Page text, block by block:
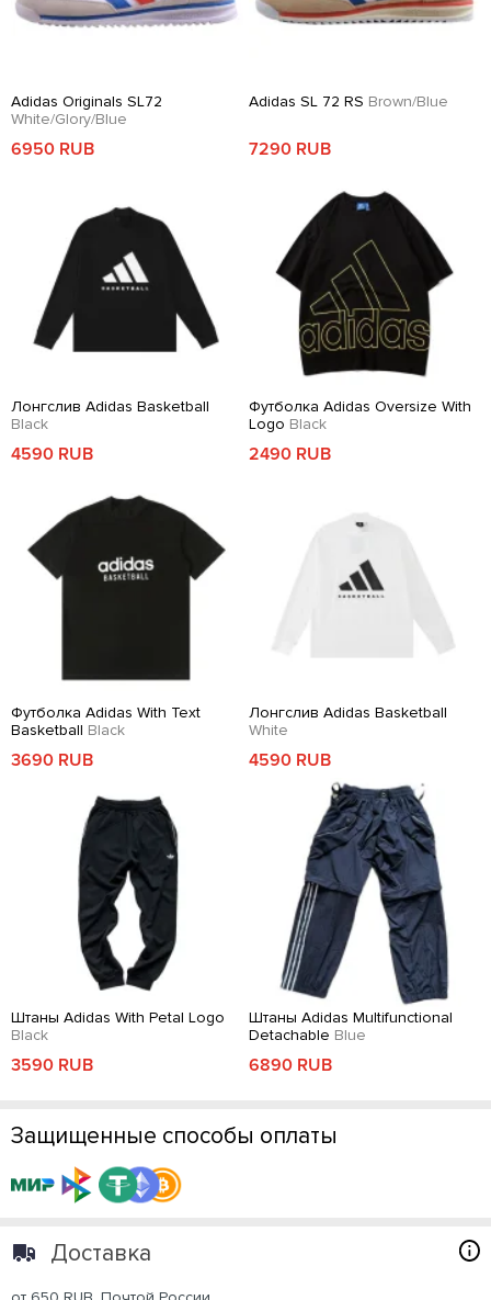
Adidas Originals SL72
White/Glory/Blue
6950 RUB
Adidas SL 72 RS Brown/Blue
7290 RUB
Лонгслив Adidas Basketball
Black
4590 RUB
Футболка Adidas Oversize With
Logo Black
2490 RUB
Футболка Adidas With Text
Basketball Black
3690 RUB
Лонгслив Adidas Basketball
White
4590 RUB
Штаны Adidas With Petal Logo
Black
3590 RUB
Штаны Adidas Multifunctional
Detachable Blue
6890 RUB
Защищенные способы оплаты
Доставка